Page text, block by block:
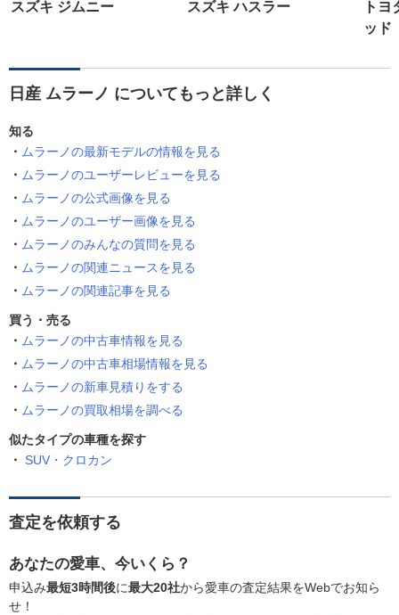
スズキ ジムニー スズキ ハスラー
ト
ッド
日産 ムラーノ についてもっと詳しく
知る
ムラーノの最新モデルの情報を見る
ムラーノのユーザーレビューを見る
ムラーノの公式画像を見る
ムラーノのユーザー画像を見る
ムラーノのみんなの質問を見る
ムラーノの関連ニュースを見る
ムラーノの関連記事を見る
買う・売る
ムラーノの中古車情報を見る
ムラーノの中古車相場情報を見る
ムラーノの新車見積りをする
ムラーノの買取相場を調べる
似たタイプの車種を探す
SUV・クロカン
査定を依頼する
あなたの愛車、今いくら？
申込み最短3時間後に最大20社から愛車の査定結果をWebでお知ら
せ！